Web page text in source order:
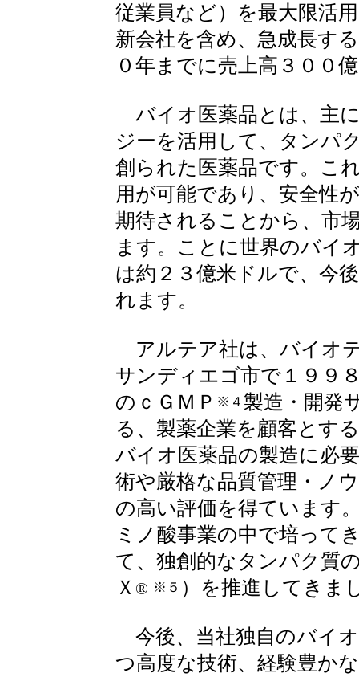
従業員など）を最大限活
新会社を含め、急成長す
０年までに売上高３００
バイオ医薬品とは、主
ジーを活用して、タンパ
創られた医薬品です。こ
用が可能であり、安全性
期待されることから、市
ます。ことに世界のバイ
は約２３億米ドルで、今
れます。
アルテア社は、バイオ
サンディエゴ市で１９９
のｃＧＭＰ ※４ 製造・開発
る、製薬企業を顧客とす
バイオ医薬品の製造に必
術や厳格な品質管理・ノ
の高い評価を得ています
ミノ酸事業の中で培って
て、独創的なタンパク質
Ｘ ® ※５ ）を推進してきま
今後、当社独自のバイ
つ高度な技術、経験豊か